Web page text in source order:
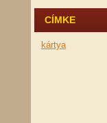
CÍMKE
kártya